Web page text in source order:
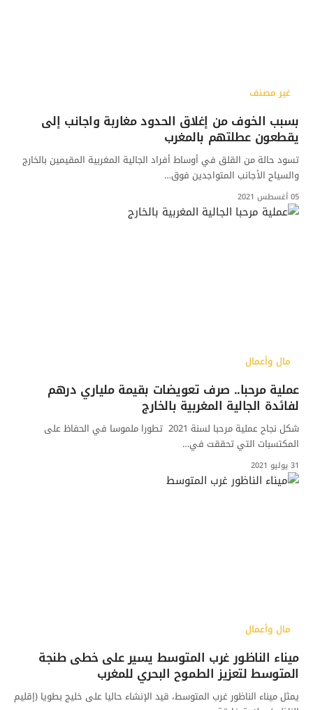
غير مصنف
بسبب الخوف من إغلاق الحدود مغاربة واجانب إلى
يقطعون عطلتهم بالمغرب
تسود حالة من القلق في أوساط أفراد الجالية المغربية المقيمين بالخارج
والسياح الأجانب المتواجدين فوق…
05 أغسطس 2021
مال وأعمال
عملية مرحبا.. صرف تعويضات بقيمة ملياري درهم
لفائدة الجالية المغربية بالخارج
شكل نجاح عملية مرحبا لسنة 2021 تطورا ملموسا في الحفاظ على
المكتسبات التي تحققت في…
31 يوليو 2021
مال وأعمال
ميناء الناظور غرب المتوسط يسير على خطى طنجة
المتوسط لتعزيز الطموح البحري للمغرب
يمثل ميناء الناظور غرب المتوسط، قيد الإنشاء حاليا على خليج بطويا (إقليم